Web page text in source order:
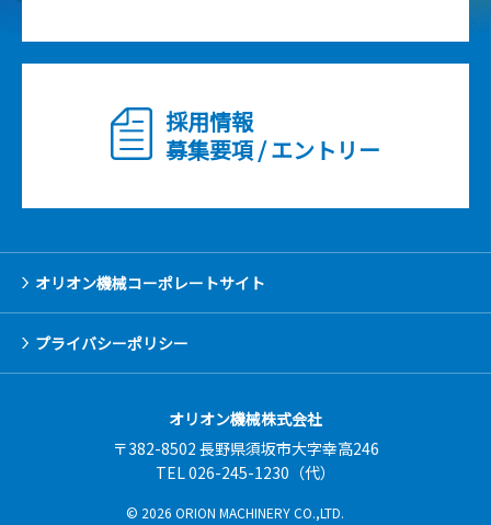
採用情報
募集要項 / エントリー
オリオン機械コーポレートサイト
プライバシーポリシー
オリオン機械株式会社
〒382-8502 長野県須坂市大字幸高246
TEL 026-245-1230（代）
© 2026 ORION MACHINERY CO.,LTD.